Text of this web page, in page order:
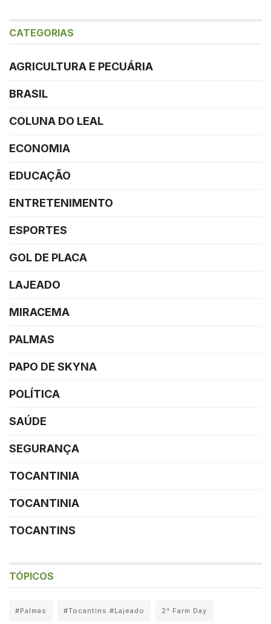
CATEGORIAS
AGRICULTURA E PECUÁRIA
BRASIL
COLUNA DO LEAL
ECONOMIA
EDUCAÇÃO
ENTRETENIMENTO
ESPORTES
GOL DE PLACA
LAJEADO
MIRACEMA
PALMAS
PAPO DE SKYNA
POLÍTICA
SAÚDE
SEGURANÇA
TOCANTINIA
TOCANTINIA
TOCANTINS
TÓPICOS
#Palmas #Tocantins #Lajeado 2° Farm Day